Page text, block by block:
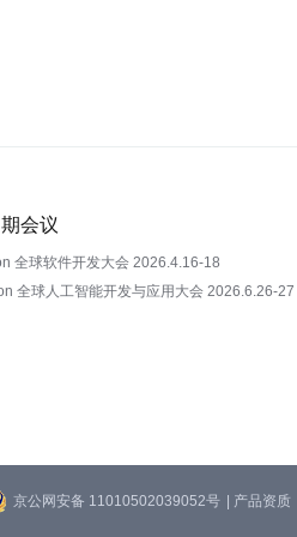
会议
全球软件开发大会 2026.4.16-18
全球人工智能开发与应用大会 2026.6.26-27
京公网安备 11010502039052号 | 产品资质